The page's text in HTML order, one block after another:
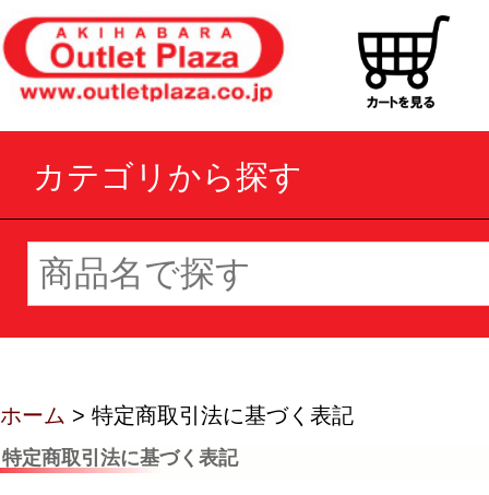
カテゴリから探す
ホーム > 特定商取引法に基づく表記
特定商取引法に基づく表記